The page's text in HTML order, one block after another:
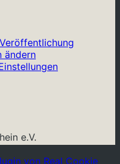
ändern
e.V.
von Real Cookie